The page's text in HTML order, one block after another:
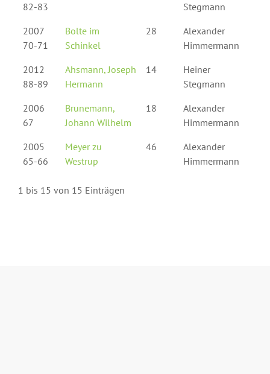
82-83
Stegmann
2007
70-71
Bolte im
Schinkel
28
Alexander
Himmermann
2012
88-89
Ahsmann, Joseph
Hermann
14
Heiner
Stegmann
2006
67
Brunemann,
Johann Wilhelm
18
Alexander
Himmermann
2005
65-66
Meyer zu
Westrup
46
Alexander
Himmermann
1 bis 15 von 15 Einträgen